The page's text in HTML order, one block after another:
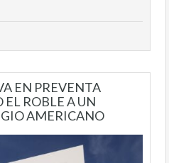
EN PREVENTA
ROBLE A UN
AMERICANO